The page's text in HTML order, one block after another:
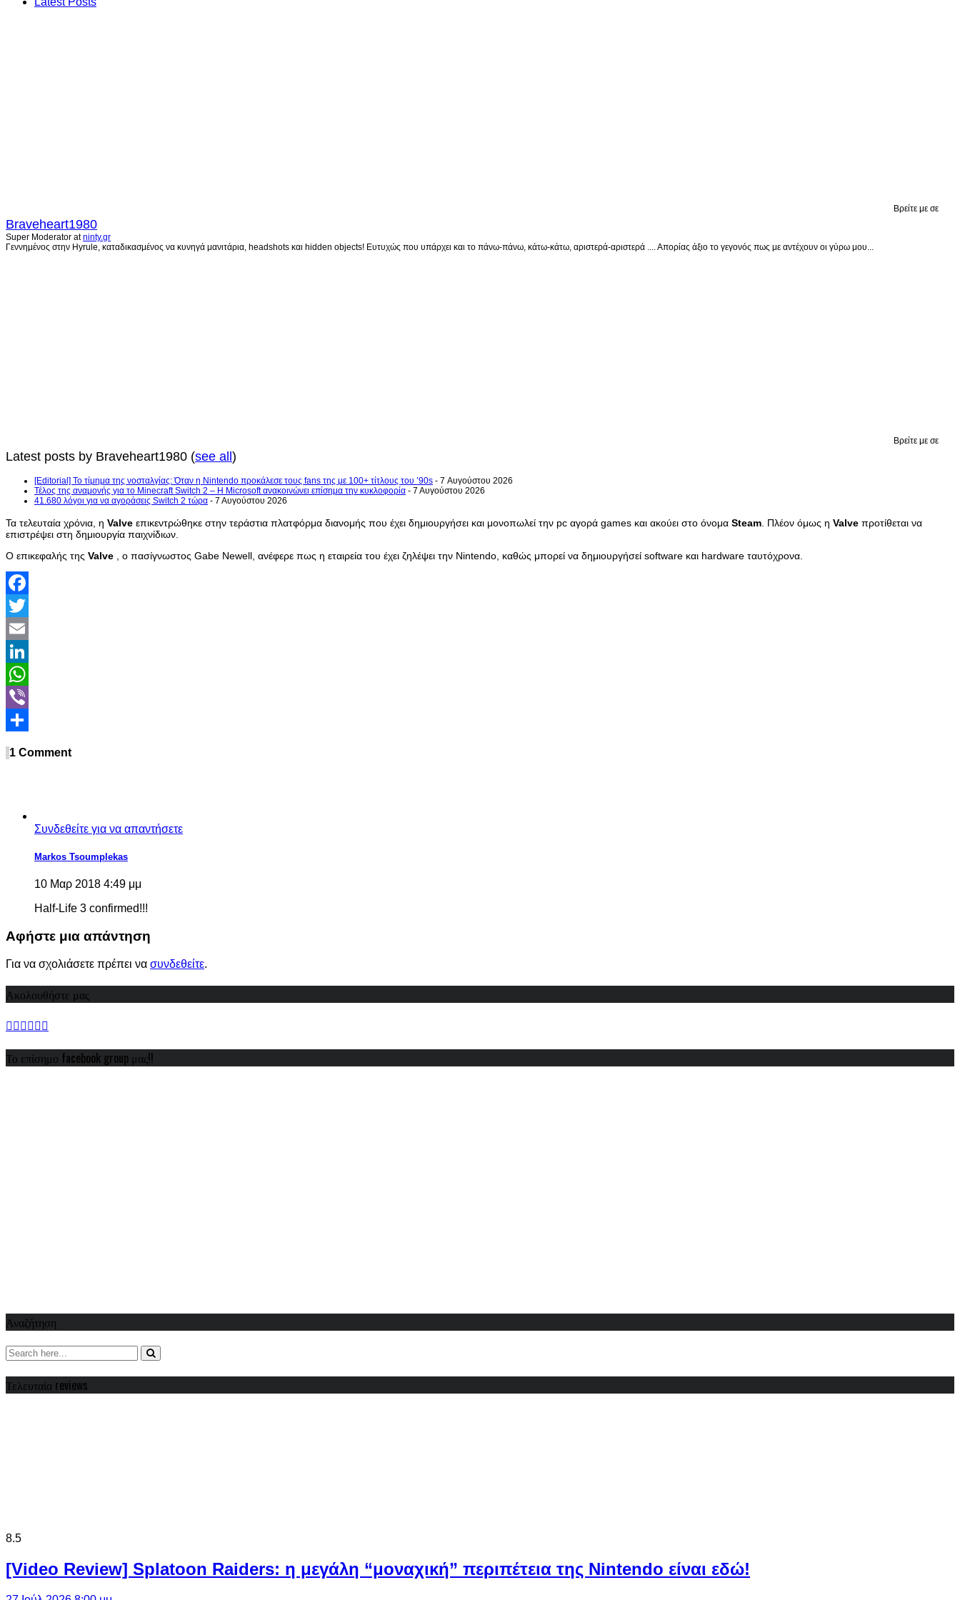
Βρείτε με σε
Braveheart1980
Super Moderator atninty.gr
Γεννημένος στην Hyrule, καταδικασμένος να κυνηγά μανιτάρια, headshots και hidden objects! Ευτυχώς που υπάρχει και το πάνω-πάνω, κάτω-κάτω, αριστερά-αριστερά .... Απορίας άξιο το γεγονός πως με αντέχουν οι γύρω μου...
Βρείτε με σε
Latest posts by Braveheart1980 (see all)
[Editorial] Το τίμημα της νοσταλγίας: Όταν η Nintendo προκάλεσε τους fans της με 100+ τίτλους του ’90s - 7 Αυγούστου 2026
Τέλος της αναμονής για το Minecraft Switch 2 – Η Microsoft ανακοινώνει επίσημα την κυκλοφορία - 7 Αυγούστου 2026
41.680 λόγοι για να αγοράσεις Switch 2 τώρα - 7 Αυγούστου 2026
Τα τελευταία χρόνια, η Valve επικεντρώθηκε στην τεράστια πλατφόρμα διανομής που έχει δημιουργήσει και μονοπωλεί την pc αγορά games και ακούει στο όνομα Steam . Πλέον όμως η Valve προτίθεται να
επιστρέψει στη δημιουργία παιχνίδιων.
Ο επικεφαλής της Valve , ο πασίγνωστος Gabe Newell, ανέφερε πως η εταιρεία του έχει ζηλέψει την Nintendo, καθώς μπορεί να δημιουργήσεί software και hardware ταυτόχρονα.
Facebook
Twitter
Email
LinkedIn
WhatsApp
Viber
1 Comment
Συνδεθείτε για να απαντήσετε
Markos Tsoumplekas
10 Μαρ 2018 4:49 μμ
Half-Life 3 confirmed!!!
Αφήστε μια απάντηση
Για να σχολιάσετε πρέπει να συνδεθείτε.
Ακολουθήστε μας
Το επίσημο facebook group μας!!
Αναζήτηση
Τελευταία reviews
8.5
[Video Review] Splatoon Raiders: η μεγάλη “μοναχική” περιπέτεια της Nintendo είναι εδώ!